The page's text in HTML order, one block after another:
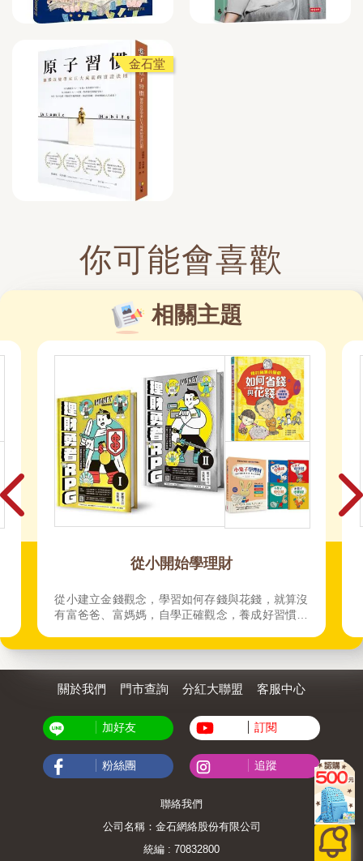
金石堂
你可能會喜歡
相關主題
從小開始學理財
從小建立金錢觀念，學習如何存錢與花錢，就算沒
有富爸爸、富媽媽，自學正確觀念，養成好習慣，
關於我們 門市查詢 分紅大聯盟 客服中心
加好友 訂閱
粉絲團 追蹤
聯絡我們
公司名稱：金石網絡股份有限公司
統編 : 70832800